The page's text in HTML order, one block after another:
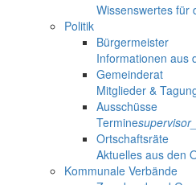
Wissenswertes für
Politik
Bürgermeister
Informationen aus
Gemeinderat
Mitglieder &
Ausschüsse
Termine
Ortschaftsräte
Aktuelles aus den
Kommunale Verbände